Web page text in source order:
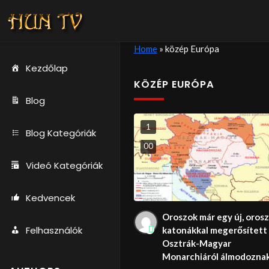
Kezdőlap
Blog
Blog Kategóriák
Videó Kategóriák
Kedvencek
Felhasználók
Home» közép Európa
KÖZÉP EURÓPA
1
00
Oroszok már egy új, orosz
katonákkal megerősített
Osztrák-Magyar
Monarchiáról